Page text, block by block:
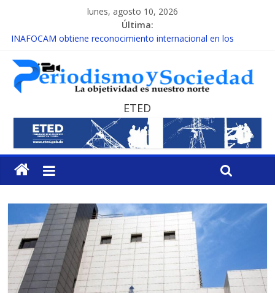
lunes, agosto 10, 2026
Última:
INAFOCAM obtiene reconocimiento internacional en los
15 de febrero de cada año es Día Nacional de la lucha contra el
cáncer infantil
EL ENFOQUE UNILATERAL DE LA COALICIÓN
MESCyT y Universidad Albizu apoyarán rehabilitación de
reclusos
MESCyT presenta calendario de Consulta Nacional por la
Educación
ETED